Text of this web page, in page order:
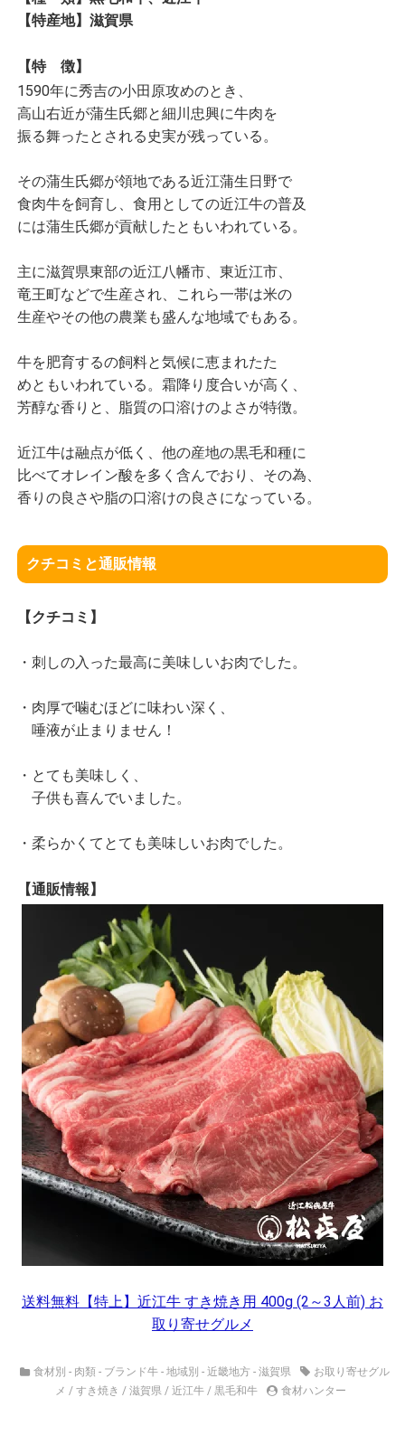
【特産地】滋賀県
【特 徴】
1590年に秀吉の小田原攻めのとき、
高山右近が蒲生氏郷と細川忠興に牛肉を
振る舞ったとされる史実が残っている。
その蒲生氏郷が領地である近江蒲生日野で
食肉牛を飼育し、食用としての近江牛の普及
には蒲生氏郷が貢献したともいわれている。
主に滋賀県東部の近江八幡市、東近江市、
竜王町などで生産され、これら一帯は米の
生産やその他の農業も盛んな地域でもある。
牛を肥育するの飼料と気候に恵まれたた
めともいわれている。霜降り度合いが高く、
芳醇な香りと、脂質の口溶けのよさが特徴。
近江牛は融点が低く、他の産地の黒毛和種に
比べてオレイン酸を多く含んでおり、その為、
香りの良さや脂の口溶けの良さになっている。
クチコミと通販情報
【クチコミ】
・刺しの入った最高に美味しいお肉でした。
・肉厚で噛むほどに味わい深く、
唾液が止まりません！
・とても美味しく、
子供も喜んでいました。
・柔らかくてとても美味しいお肉でした。
【通販情報】
送料無料【特上】近江牛 すき焼き用 400g (2～3人前) お
取り寄せグルメ
食材別 - 肉類 - ブランド牛 - 地域別 - 近畿地方 - 滋賀県
お取り寄せグル
メ / すき焼き / 滋賀県/ 近江牛/ 黒毛和牛 食材ハンター